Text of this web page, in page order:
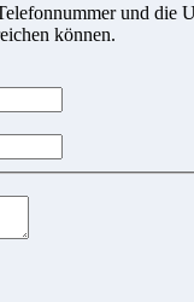
und die
können.